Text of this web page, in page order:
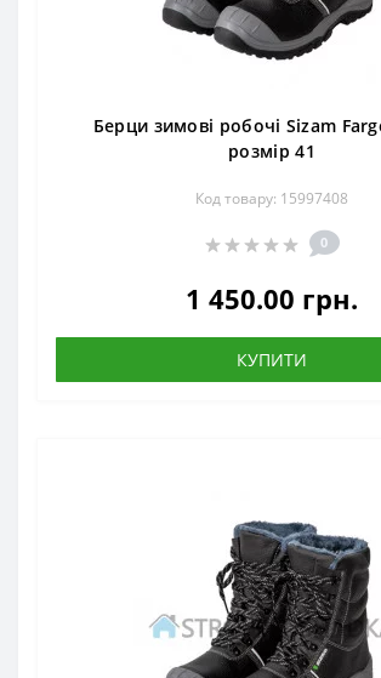
Берци зимові робочі Sizam
розмір 41
Код товару: 15997408
0
1 450.00 грн.
КУПИТИ